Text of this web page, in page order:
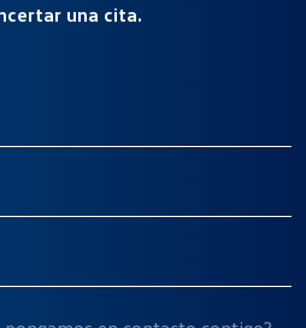
una cita.